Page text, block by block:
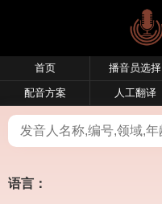
首页 播音员选择
配音方案 人工翻译
语言：